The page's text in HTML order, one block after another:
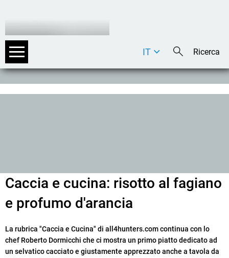
DE
IT
Caccia e cucina: risotto al fagiano
e profumo d'arancia
La rubrica "Caccia e Cucina" di all4hunters.com continua con lo
chef Roberto Dormicchi che ci mostra un primo piatto dedicato ad
un selvatico cacciato e giustamente apprezzato anche a tavola da